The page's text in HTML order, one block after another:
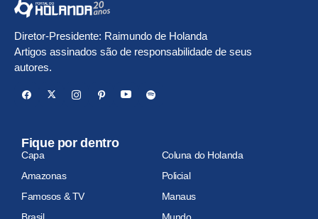
Diretor-Presidente: Raimundo de Holanda
Artigos assinados são de responsabilidade de seus
autores.
Fique por dentro
Capa
Coluna do Holanda
Amazonas
Policial
Famosos & TV
Manaus
Brasil
Mundo